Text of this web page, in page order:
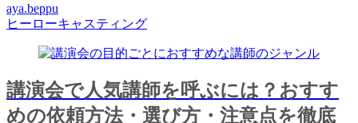
aya.beppu
ヒーローキャスティング
講演会で人気講師を呼ぶには？おすす
めの依頼方法・選び方・注意点を徹底